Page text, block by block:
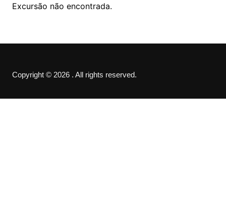
Excursão não encontrada.
Copyright © 2026 . All rights reserved.